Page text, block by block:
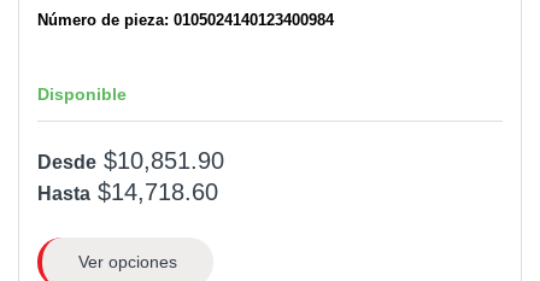
Número de pieza: 0105024140123400984
Disponible
Desde $10,851.90
Hasta $14,718.60
Ver opciones